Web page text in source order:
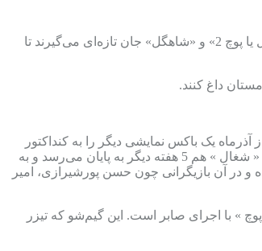
پلتفرم‌های شبکه نمایش خانگی با محصولات جدید خود از جمله سریال‌های «هزار و یک شب»، «وحشی 2»، «مو به مو»، «بدنام»،«کوری» و گیم‌شوهایی چون «گل یا پوچ 2» و «شاهگل» جان تازه‌ای می‌‌گیرند تا
داغ کنند.
آذرماه یک باکس نمایشی دیگر را به کنداکتور
خود اضافه کند، بر همین اساس قرار است از دهم آذر ماه باکس دوشنبه‌ها در اختیار سریال « هزار و یک شب » به کارگردانی مصطفی کیایی قرار بگیرد. سریال « شغال » هم 5 هفته دیگر به پایان می‌رسد و به
و در آن بازیگرانی چون حسن‌ پورشیرازی، امیر
» با اجرای صابر است. این گیم‌شو که تیزر